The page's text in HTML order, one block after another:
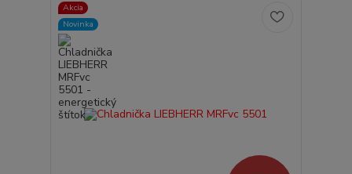
Akcia
Novinka